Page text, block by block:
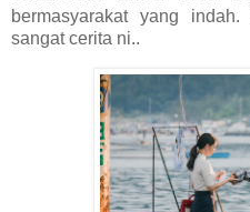
bermasyarakat yang
sangat cerita ni..